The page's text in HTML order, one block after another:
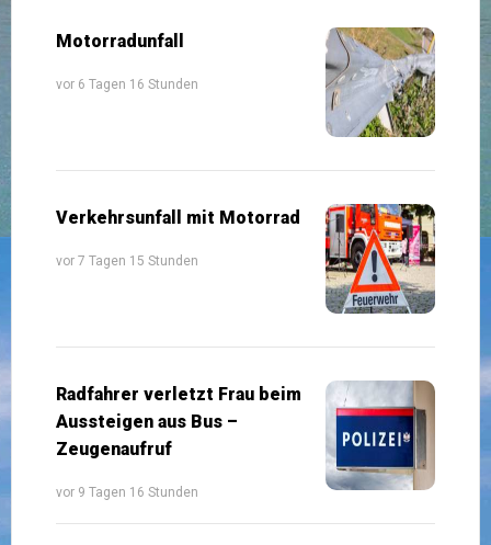
Motorradunfall
vor 6 Tagen 16 Stunden
Verkehrsunfall mit Motorrad
vor 7 Tagen 15 Stunden
Radfahrer verletzt Frau beim
Aussteigen aus Bus –
Zeugenaufruf
vor 9 Tagen 16 Stunden